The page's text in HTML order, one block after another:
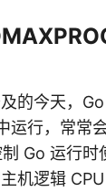
的今天，
行，常常
Go 运行时
机逻辑